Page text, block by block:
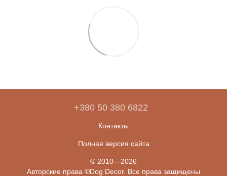
+380 50 380 6822
Контакты
Полная версия сайта
© 2010—2026
Авторские права ©Dog Decor. Все права защищены